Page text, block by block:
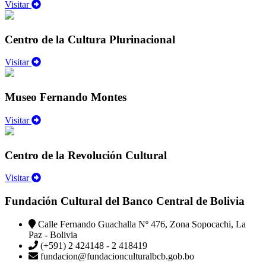
Visitar
Centro de la Cultura Plurinacional
Visitar
Museo Fernando Montes
Visitar
Centro de la Revolución Cultural
Visitar
Fundación Cultural del Banco Central de Bolivia
Calle Fernando Guachalla Nº 476, Zona Sopocachi, La
Paz - Bolivia
(+591) 2 424148 - 2 418419
fundacion@fundacionculturalbcb.gob.bo